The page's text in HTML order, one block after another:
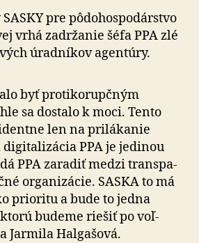
pre pô­do­hos­po­dárstvo
vrhá zadržanie šéfa PPA zlé
úradníkov agentúry.
byť proti­ko­rup­čným
sa dostalo k moci. Tento
len na pri­lá­ka­nie
PPA je jedinou
dá PPA zaradiť medzi trans­pa­
or­ga­ni­zá­cie. SASKA to má
prioritu a bude to jedna
budeme riešiť po voľ­
Jarmila Halgašová.